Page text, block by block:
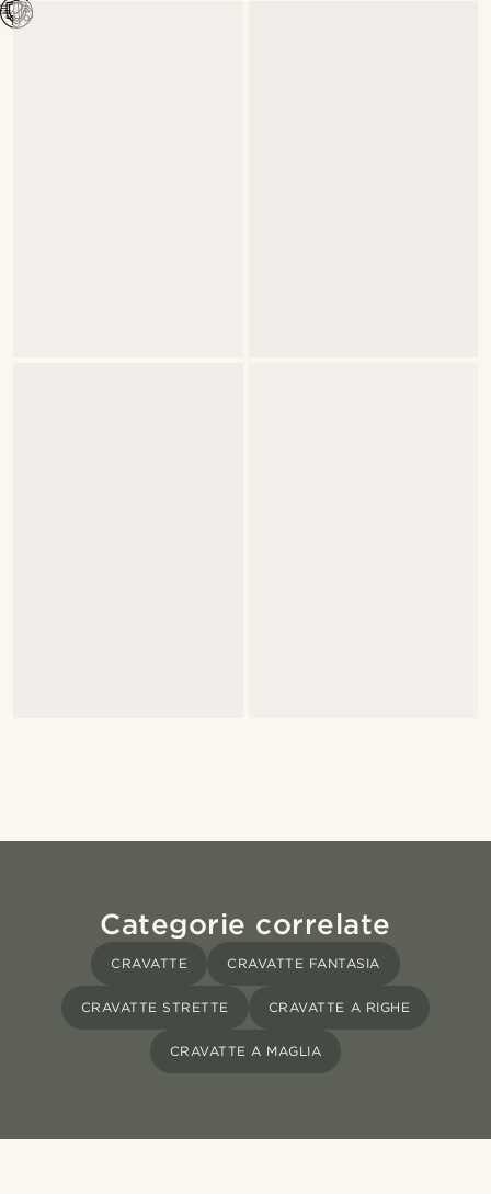
Categorie correlate
CRAVATTE CRAVATTE FANTASIA
CRAVATTE STRETTE CRAVATTE A RIGHE
CRAVATTE A MAGLIA